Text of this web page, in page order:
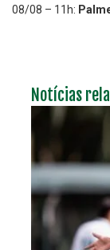
08/08 – 11h:
Notícias